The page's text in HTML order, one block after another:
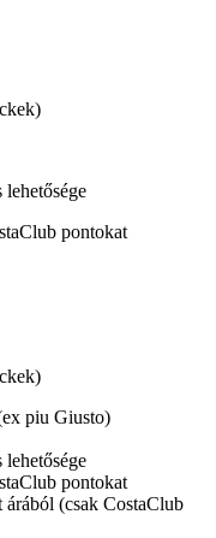
lehetősége
pontokat
piu Giusto)
lehetősége
pontokat
(csak CostaClub